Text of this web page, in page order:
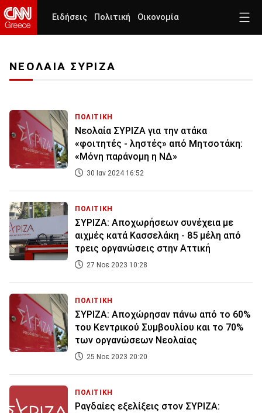
Ειδήσεις Πολιτική Οικονομία
ΝΕΟΛΑΙΑ ΣΥΡΙΖΑ
ΠΟΛΙΤΙΚΗ
Νεολαία ΣΥΡΙΖΑ για την ατάκα
«φοιτητές - ληστές» από Μητσοτάκη:
«Μόνη παράνομη η ΝΔ»
30 Ιαν 2024 16:52
ΠΟΛΙΤΙΚΗ
ΣΥΡΙΖΑ: Αποχωρήσεων συνέχεια με
αιχμές κατά Κασσελάκη - 85 μέλη από
τρεις οργανώσεις στην Αττική
27 Νοε 2023 10:28
ΠΟΛΙΤΙΚΗ
ΣΥΡΙΖΑ: Αποχώρησαν πάνω από το 60%
του Κεντρικού Συμβουλίου και το 70%
των οργανώσεων Νεολαίας
25 Νοε 2023 20:20
ΠΟΛΙΤΙΚΗ
Ραγδαίες εξελίξεις στον ΣΥΡΙΖΑ: